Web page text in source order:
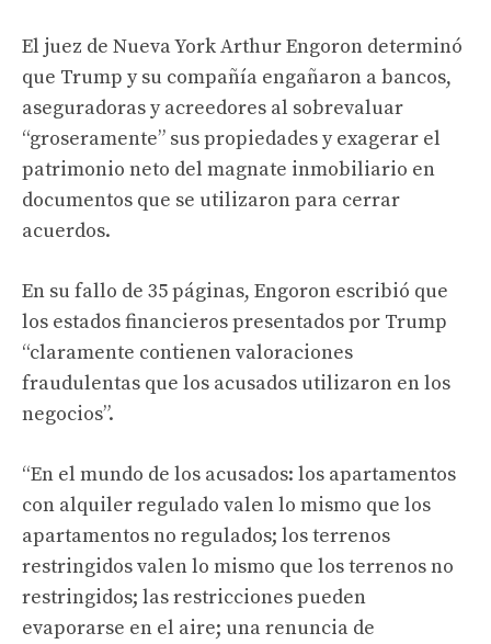
El juez de Nueva York Arthur Engoron determinó
que Trump y su compañía engañaron a bancos,
aseguradoras y acreedores al sobrevaluar
“groseramente” sus propiedades y exagerar el
patrimonio neto del magnate inmobiliario en
documentos que se utilizaron para cerrar
acuerdos.
En su fallo de 35 páginas, Engoron escribió que
los estados financieros presentados por Trump
“claramente contienen valoraciones
fraudulentas que los acusados ​​utilizaron en los
negocios”.
“En el mundo de los acusados: los apartamentos
con alquiler regulado valen lo mismo que los
apartamentos no regulados; los terrenos
restringidos valen lo mismo que los terrenos no
restringidos; las restricciones pueden
evaporarse en el aire; una renuncia de